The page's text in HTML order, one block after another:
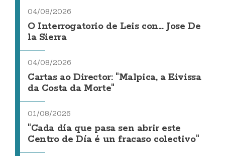
04/08/2026
O Interrogatorio de Leis con... Jose De
la Sierra
04/08/2026
Cartas ao Director: "Malpica, a Eivissa
da Costa da Morte"
01/08/2026
"Cada día que pasa sen abrir este
Centro de Día é un fracaso colectivo"